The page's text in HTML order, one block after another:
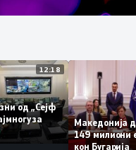
12:18
казни од „Сејф
– најмногу за
149
кон